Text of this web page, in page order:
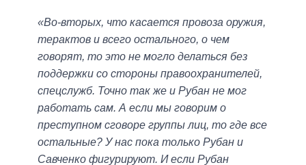
«Во-вторых, что касается провоза оружия,
терактов и всего остального, о чем
говорят, то это не могло делаться без
поддержки со стороны правоохранителей,
спецслужб. Точно так же и Рубан не мог
работать сам. А если мы говорим о
преступном сговоре группы лиц, то где все
остальные? У нас пока только Рубан и
Савченко фигурируют. И если Рубан